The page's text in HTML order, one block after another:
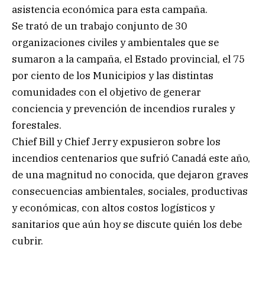
asistencia económica para esta campaña.
Se trató de un trabajo conjunto de 30
organizaciones civiles y ambientales que se
sumaron a la campaña, el Estado provincial, el 75
por ciento de los Municipios y las distintas
comunidades con el objetivo de generar
conciencia y prevención de incendios rurales y
forestales.
Chief Bill y Chief Jerry expusieron sobre los
incendios centenarios que sufrió Canadá este año,
de una magnitud no conocida, que dejaron graves
consecuencias ambientales, sociales, productivas
y económicas, con altos costos logísticos y
sanitarios que aún hoy se discute quién los debe
cubrir.